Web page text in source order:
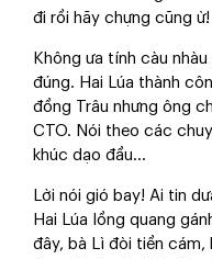
đi rồi hãy chựng cũng ừ!
Không ưa tính càu
đúng. Hai Lúa thành
đồng Trâu nhưng ông
CTO. Nói theo các
khúc dạo đầu…
Lời nói gió bay! Ai tin
Hai Lúa lồng quang
đây, bà Lì đòi tiền